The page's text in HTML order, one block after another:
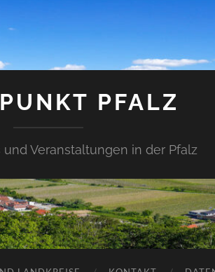
PFALZ
und Veranstaltungen in der Pfalz